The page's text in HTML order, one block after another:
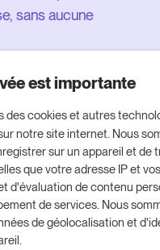
sans aucune
essai gratuit de
gratuit
vous
est importante
des cookies et autres
notre site internet. Nous
sur un appareil et de
que votre adresse IP et
d'évaluation de contenu
de services. Nous
de géolocalisation et